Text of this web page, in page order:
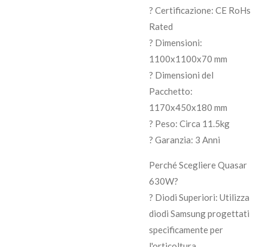
? Certificazione: CE RoHs
Rated
? Dimensioni:
1100x1100x70 mm
? Dimensioni del
Pacchetto:
1170x450x180 mm
? Peso: Circa 11.5kg
? Garanzia: 3 Anni
Perché Scegliere Quasar
630W?
? Diodi Superiori: Utilizza
diodi Samsung progettati
specificamente per